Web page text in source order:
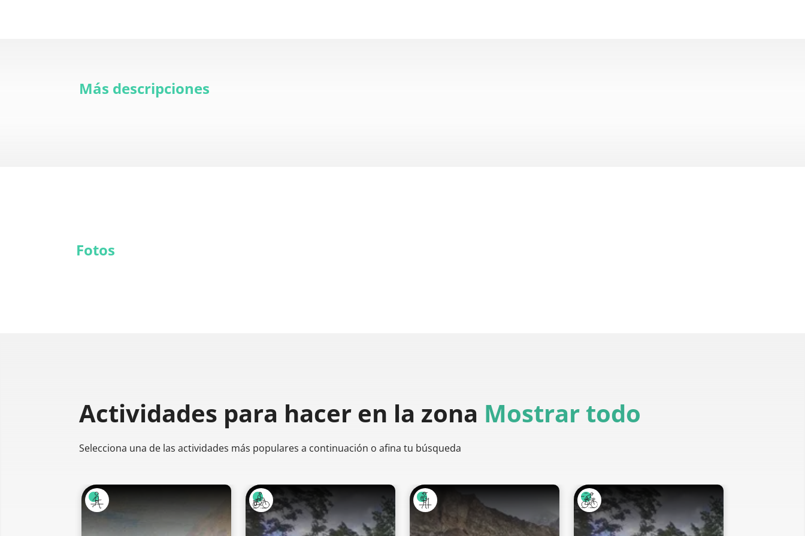
Más descripciones
Fotos
Actividades para hacer en la zona Mostrar todo
Selecciona una de las actividades más populares a continuación o afina tu búsqueda